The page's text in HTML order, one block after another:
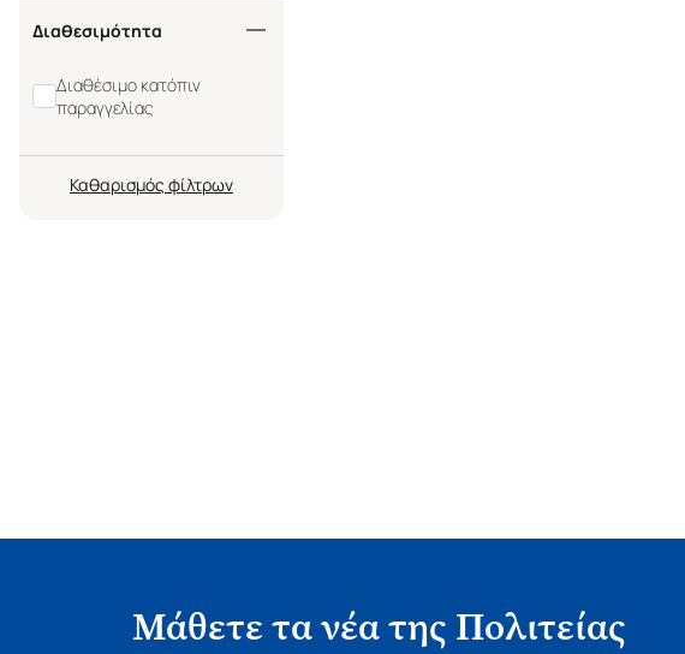
Διαθεσιμότητα
Διαθέσιμο κατόπιν
παραγγελίας
Καθαρισμός
Μάθετε τα νέα της Πολιτείας